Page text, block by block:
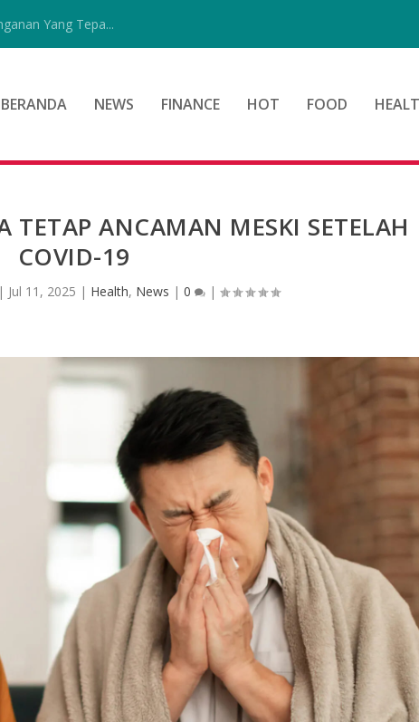
Yang Tepa...
BERANDA NEWS FINANCE HOT FOOD
TETAP ANCAMAN MESKI SETELAH
COVID-19
| Jul 11, 2025 | Health, News | 0 |